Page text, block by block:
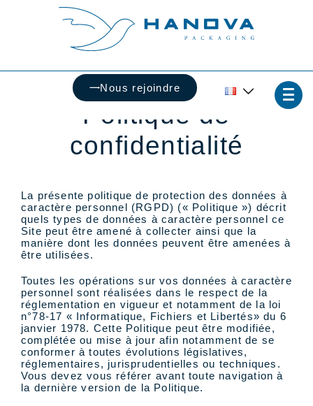
Nous rejoindre
Politique de
confidentialité
La présente politique de protection des données à
caractère personnel (RGPD) (« Politique ») décrit
quels types de données à caractère personnel ce
Site peut être amené à collecter ainsi que la
manière dont les données peuvent être amenées à
être utilisées.
Toutes les opérations sur vos données à caractère
personnel sont réalisées dans le respect de la
réglementation en vigueur et notamment de la loi
n°78-17 « Informatique, Fichiers et Libertés» du 6
janvier 1978. Cette Politique peut être modifiée,
complétée ou mise à jour afin notamment de se
conformer à toutes évolutions législatives,
réglementaires, jurisprudentielles ou techniques.
Vous devez vous référer avant toute navigation à
la dernière version de la Politique.